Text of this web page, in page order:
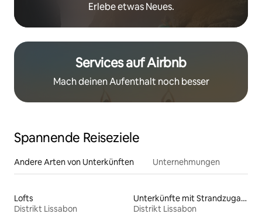
Erlebe etwas Neues.
Services auf Airbnb
Mach deinen Aufenthalt noch besser
Spannende Reiseziele
Andere Arten von Unterkünften Unternehmungen
Lofts
Distrikt Lissabon
Unterkünfte mit Strandzugang
Distrikt Lissabon